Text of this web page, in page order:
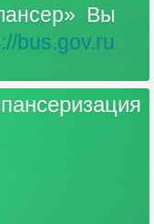
Вы
bus.gov.ru